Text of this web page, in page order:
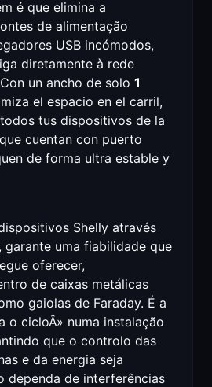
é que elimina a
de alimentação
USB incómodos,
diretamente à rede
un ancho de solo 1
el espacio en el carril,
tus dispositivos de la
cuentan con puerto
de forma ultra estable y
Shelly através
uma fiabilidade que
oferecer,
de caixas metálicas
gaiolas de Faraday. É a
o cicloÂ» numa instalação
que o controlo das
e da energia seja
dependa de interferências